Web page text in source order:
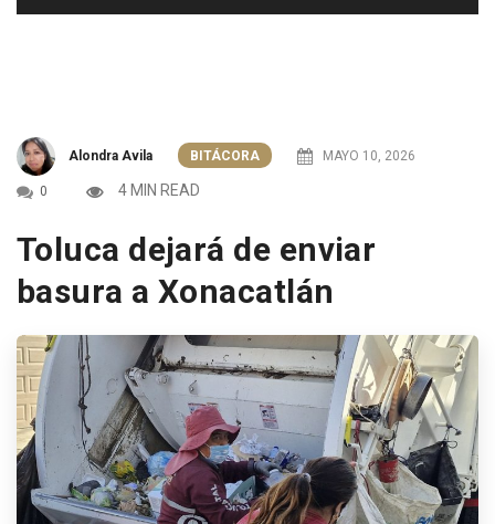
Alondra Avila BITÁCORA MAYO 10, 2026
0 4 MIN READ
Toluca dejará de enviar
basura a Xonacatlán